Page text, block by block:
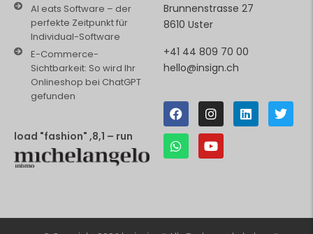
AI eats Software – der
perfekte Zeitpunkt für
Individual-Software
E-Commerce-
Sichtbarkeit: So wird Ihr
Onlineshop bei ChatGPT
gefunden
load "fashion" ,8,1 – run
Brunnenstrasse 27
8610 Uster
+41 44 809 70 00
hello@insign.ch